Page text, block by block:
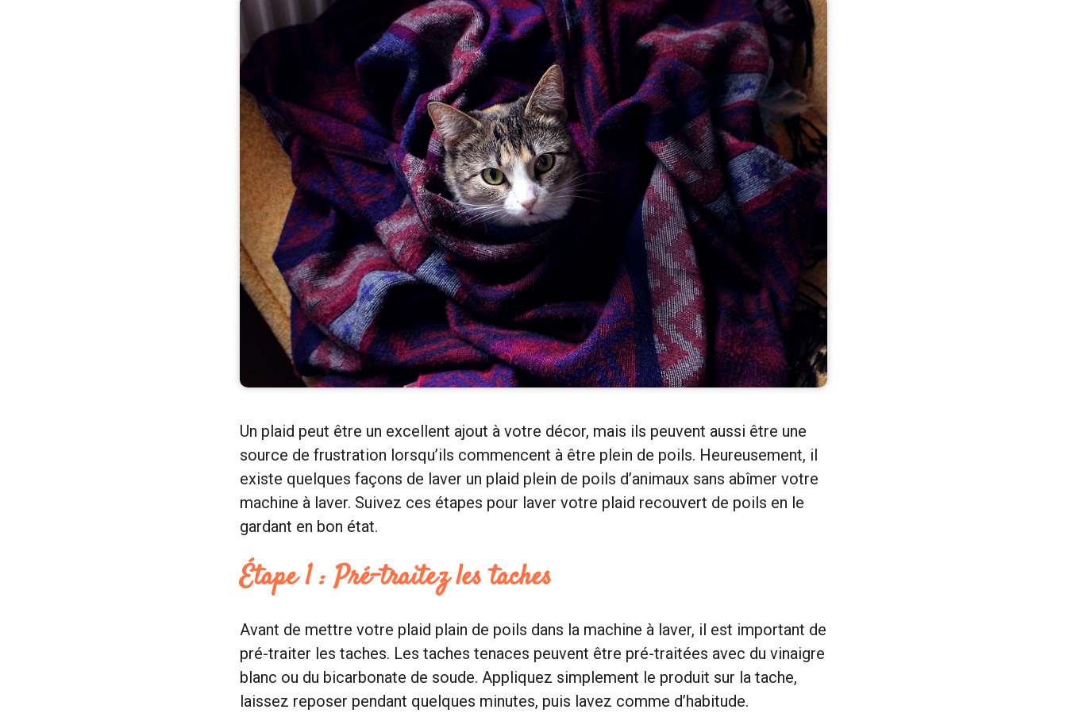
Un plaid peut être un excellent ajout à votre décor, mais ils peuvent aussi être une
source de frustration lorsqu’ils commencent à être plein de poils. Heureusement, il
existe quelques façons de laver un plaid plein de poils d’animaux sans abîmer votre
machine à laver. Suivez ces étapes pour laver votre plaid recouvert de poils en le
gardant en bon état.
Étape 1 : Pré-traitez les taches
Avant de mettre votre plaid plain de poils dans la machine à laver, il est important de
pré-traiter les taches. Les taches tenaces peuvent être pré-traitées avec du vinaigre
blanc ou du bicarbonate de soude. Appliquez simplement le produit sur la tache,
laissez reposer pendant quelques minutes, puis lavez comme d’habitude.